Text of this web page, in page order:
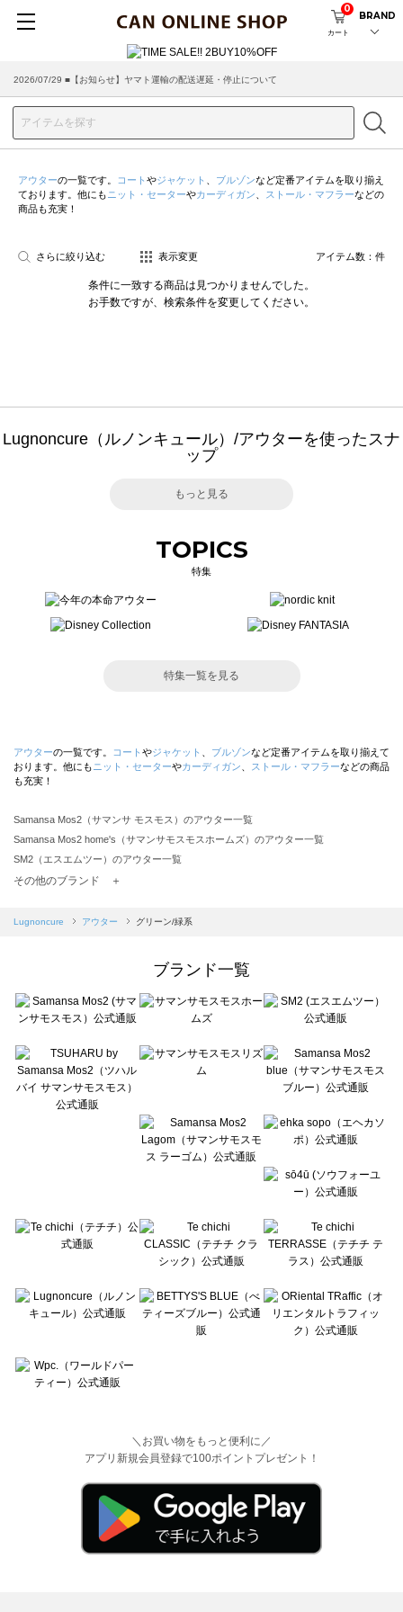
カート
0
BRAND
2026/07/29 ■【お知らせ】ヤマト運輸の配送遅延・停止について
アウターの一覧です。 コート やジャケット ブルゾンなど定番アイテムを取り揃え
ております。他にも ニット・セーターやカーディガン ストール・マフラーなどの
商品も充実！
さらに絞り込む 表示変更 アイテム数： 件
条件に一致する商品は見つかりませんでした。
お手数ですが、検索条件を変更してください。
Lugnoncure（ルノンキュール）/アウターを使ったスナ
ップ
もっと見る
TOPICS
特集
特集一覧を見る
アウターの一覧です。 コート やジャケット ブルゾンなど定番アイテムを取り揃えて
おります。他にも ニット・セーターやカーディガン ストール・マフラーなどの商品
も充実！
Samansa Mos2（サマンサ モスモス）のアウター一覧
Samansa Mos2 home's（サマンサモスモスホームズ）のアウター一覧
SM2（エスエムツー）のアウター一覧
TSUHARU by Samansa Mos2（ツハルバイサマンサモスモス）のアウター一覧
Samansa Mos2 blue（サマンサモスモス ブルー）のアウター一覧
sō4ū（ソウフォーユー）のアウター一覧
Te chichi（テチチ）のアウター一覧
Te chichi CLASSIC（テチチ クラシック）のアウター一覧
Lugnoncure（ルノンキュール）のアウター一覧
BETTY'S BLUE（べティーズブルー）のアウター一覧
Wpc.（ワールドパーティー）のアウター一覧
その他のブランド ＋
Lugnoncure アウター グリーン/緑系
ブランド一覧
＼お買い物をもっと便利に／
アプリ新規会員登録で100ポイントプレゼント！